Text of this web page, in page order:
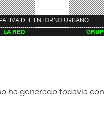
DEL ENTORNO URBANO.
LA RED
ha generado todavía